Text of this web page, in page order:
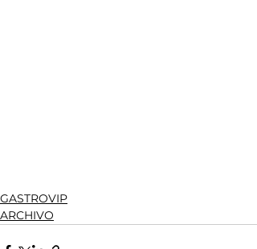
GASTROVIP
ARCHIVO